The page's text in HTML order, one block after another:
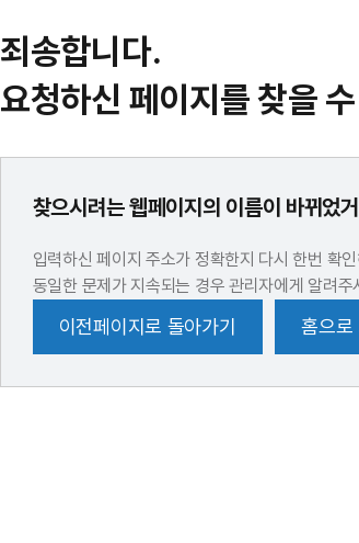
죄송합니다.
요청하신 페이지를 찾을
찾으시려는 웹페이지의 이름이 바뀌었
입력하신 페이지 주소가 정확한지 다시 한번 확
동일한 문제가 지속되는 경우 관리자에게 알려주
이전페이지로 돌아가기 홈으로